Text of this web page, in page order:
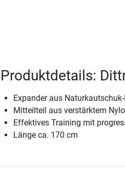
Produktdetails:
Expander aus
Mitteilteil aus verstärktem
Effektives Training mit
Länge ca. 170 cm